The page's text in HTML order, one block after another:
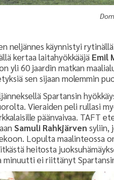
neljännes käynnistyi
kertaa laitahyökkääjä Emil
yli 60 jaardin matkan
sen sijaan molemmin
Spartansin
Vieraiden peli rullasi
päänvaivaa. TAFT
Samuli Rahkjärvensyliin,
Lopulta maalinteossa
heitosta
minuutti ei riittänyt